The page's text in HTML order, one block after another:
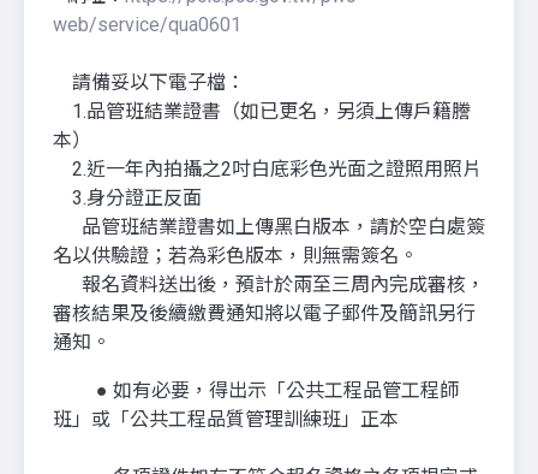
web/service/qua0601
請備妥以下電子檔：
1.品管班結業證書（如已更名，另須上傳戶籍謄
本）
2.近一年內拍攝之2吋白底彩色光面之證照用照片
3.身分證正反面
品管班結業證書如上傳黑白版本，請於空白處簽
名以供驗證；若為彩色版本，則無需簽名。
報名資料送出後，預計於兩至三周內完成審核，
審核結果及後續繳費通知將以電子郵件及簡訊另行
通知。
● 如有必要，得出示「公共工程品管工程師
班」或「公共工程品質管理訓練班」正本